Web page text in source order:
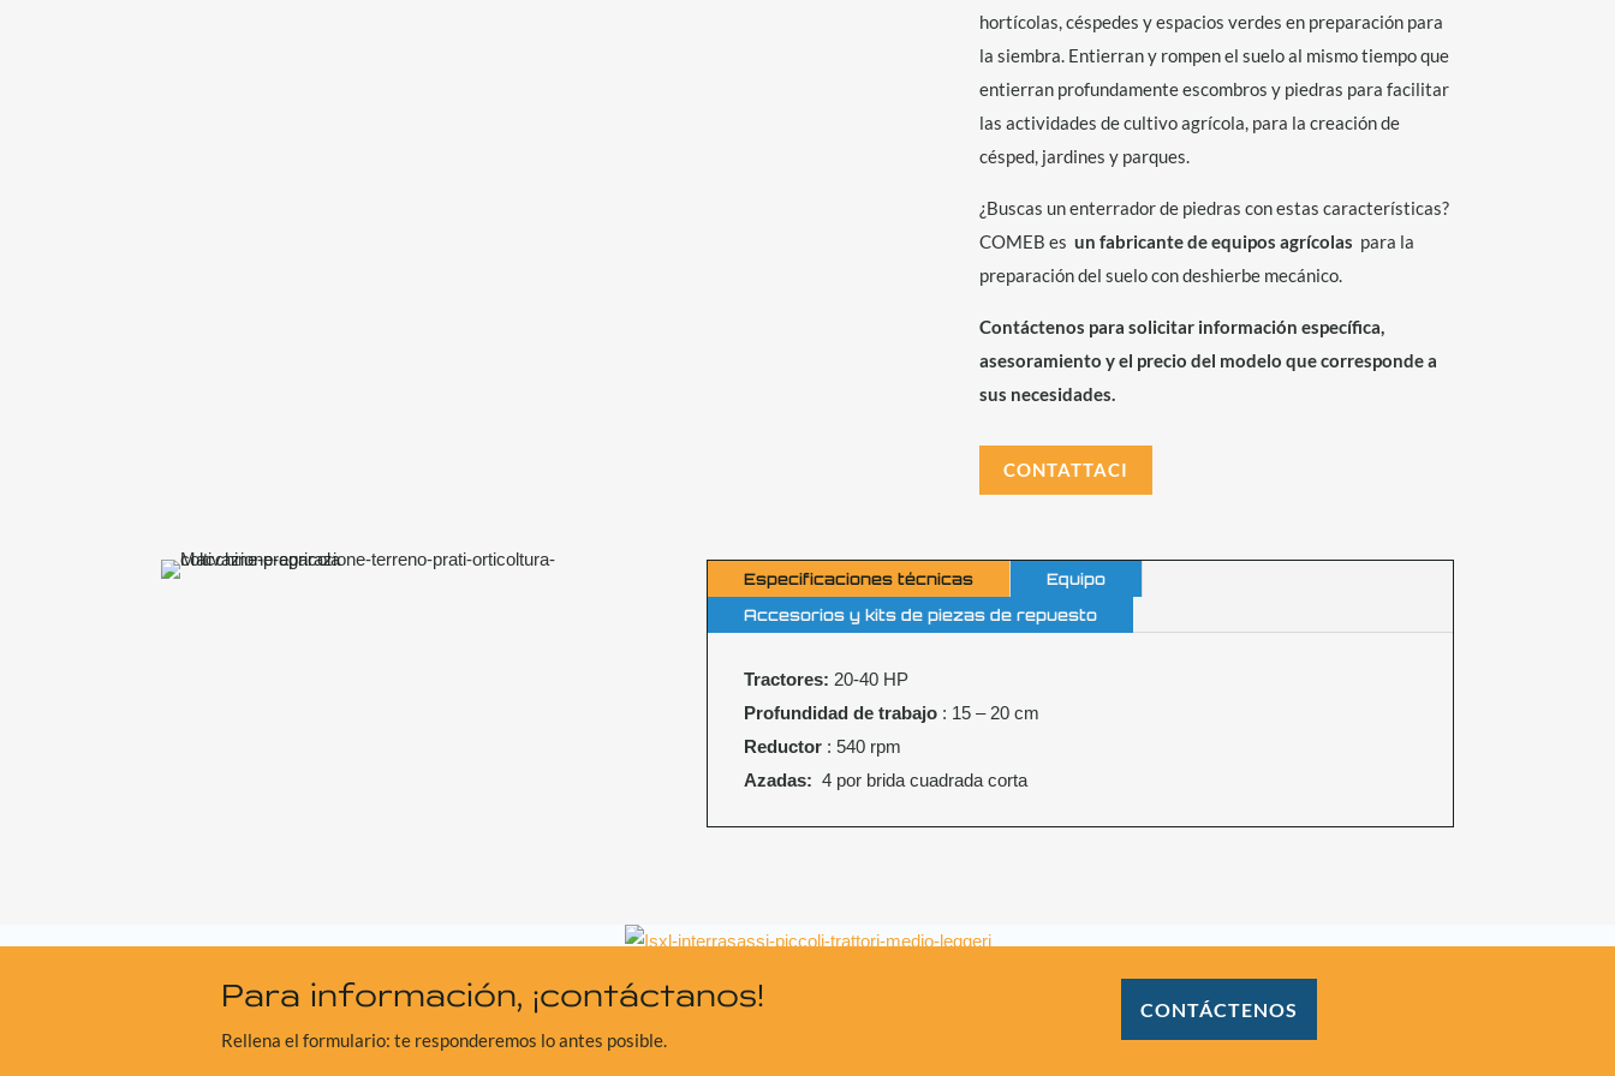
hortícolas, céspedes y espacios verdes en preparación para
la siembra. Entierran y rompen el suelo al mismo tiempo que
entierran profundamente escombros y piedras para facilitar
las actividades de cultivo agrícola, para la creación de
césped, jardines y parques.
¿Buscas un enterrador de piedras con estas características?
COMEB es un fabricante de equipos agrícolas para la
preparación del suelo con deshierbe mecánico.
Contáctenos para solicitar información específica,
asesoramiento y el precio del modelo que corresponde a
sus necesidades.
CONTATTACI
Especificaciones técnicas
Equipo
Accesorios y kits de piezas de repuesto
Tractores: 20-40 HP
Profundidad de trabajo : 15 – 20 cm
Reductor : 540 rpm
Azadas: 4 por brida cuadrada corta
Para información, ¡contáctanos!
Rellena el formulario: te responderemos lo antes posible.
CONTÁCTENOS